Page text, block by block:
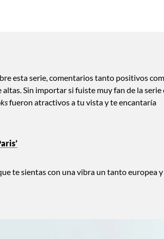
esta serie, comentarios tanto positivos
Sin importar si fuiste muy fan de la serie
fueron atractivos a tu vista y te encantaría
te sientas con una vibra un tanto europea y